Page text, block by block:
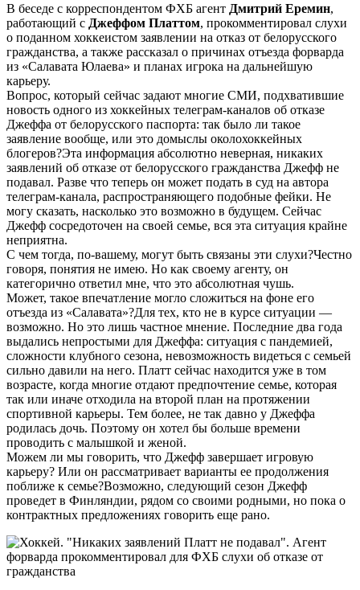
В беседе с корреспондентом ФХБ агент Дмитрий Еремин,
работающий с Джеффом Платтом, прокомментировал слухи
о поданном хоккеистом заявлении на отказ от белорусского
гражданства, а также рассказал о причинах отъезда форварда
из «Салавата Юлаева» и планах игрока на дальнейшую
карьеру.
Вопрос, который сейчас задают многие СМИ, подхватившие
новость одного из хоккейных телеграм-каналов об отказе
Джеффа от белорусского паспорта: так было ли такое
заявление вообще, или это домыслы околохоккейных
блогеров?Эта информация абсолютно неверная, никаких
заявлений об отказе от белорусского гражданства Джефф не
подавал. Разве что теперь он может подать в суд на автора
телеграм-канала, распространяющего подобные фейки. Не
могу сказать, насколько это возможно в будущем. Сейчас
Джефф сосредоточен на своей семье, вся эта ситуация крайне
неприятна.
С чем тогда, по-вашему, могут быть связаны эти слухи?Честно
говоря, понятия не имею. Но как своему агенту, он
категорично ответил мне, что это абсолютная чушь.
Может, такое впечатление могло сложиться на фоне его
отъезда из «Салавата»?Для тех, кто не в курсе ситуации —
возможно. Но это лишь частное мнение. Последние два года
выдались непростыми для Джеффа: ситуация с пандемией,
сложности клубного сезона, невозможность видеться с семьей
сильно давили на него. Платт сейчас находится уже в том
возрасте, когда многие отдают предпочтение семье, которая
так или иначе отходила на второй план на протяжении
спортивной карьеры. Тем более, не так давно у Джеффа
родилась дочь. Поэтому он хотел бы больше времени
проводить с малышкой и женой.
Можем ли мы говорить, что Джефф завершает игровую
карьеру? Или он рассматривает варианты ее продолжения
поближе к семье?Возможно, следующий сезон Джефф
проведет в Финляндии, рядом со своими родными, но пока о
контрактных предложениях говорить еще рано.